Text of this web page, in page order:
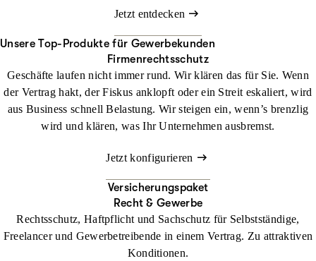
Jetzt entdecken
Unsere Top-Produkte für Gewerbekunden
Firmenrechtsschutz
Geschäfte laufen nicht immer rund. Wir klären das für Sie. Wenn
der Vertrag hakt, der Fiskus anklopft oder ein Streit eskaliert, wird
aus Business schnell Belastung. Wir steigen ein, wenn’s brenzlig
wird und klären, was Ihr Unternehmen ausbremst.
Jetzt konfigurieren
Versicherungspaket
Recht & Gewerbe
Rechtsschutz, Haftpflicht und Sachschutz für Selbstständige,
Freelancer und Gewerbetreibende in einem Vertrag. Zu attraktiven
Konditionen.